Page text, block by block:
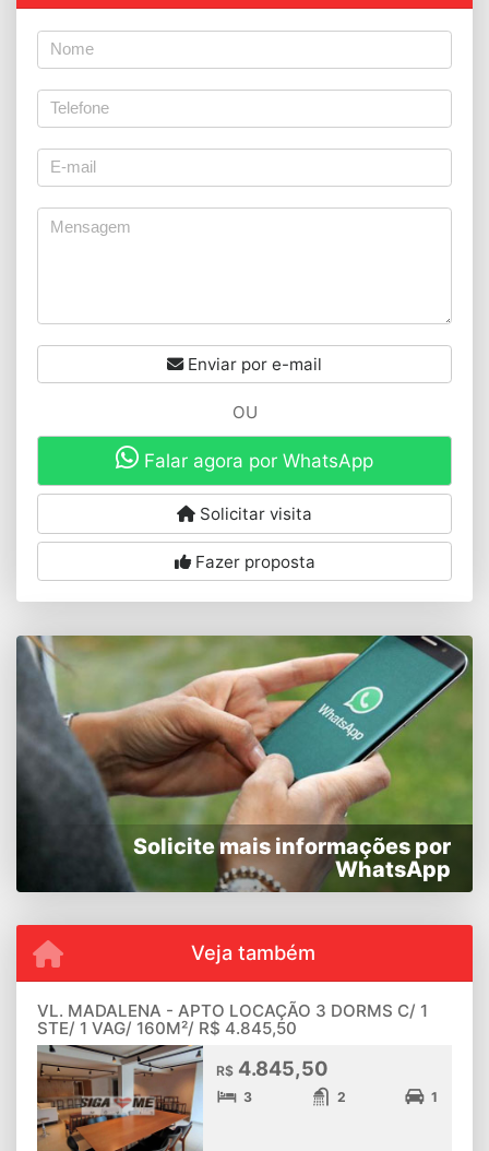
Enviar por e-mail
OU
Falar agora por WhatsApp
Solicitar visita
Fazer proposta
Solicite mais informações por
WhatsApp
Veja também
VL. MADALENA - APTO LOCAÇÃO 3 DORMS C/ 1
STE/ 1 VAG/ 160M²/ R$ 4.845,50
R$ 4.845,50
3 2 1